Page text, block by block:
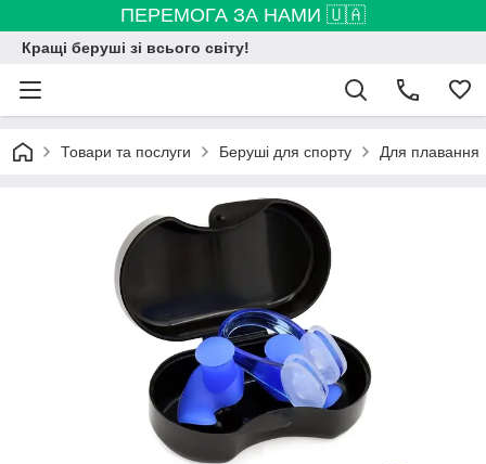
ПЕРЕМОГА ЗА НАМИ 🇺🇦
Кращі беруші зі всього світу!
Товари та послуги Беруші для спорту Для плавання